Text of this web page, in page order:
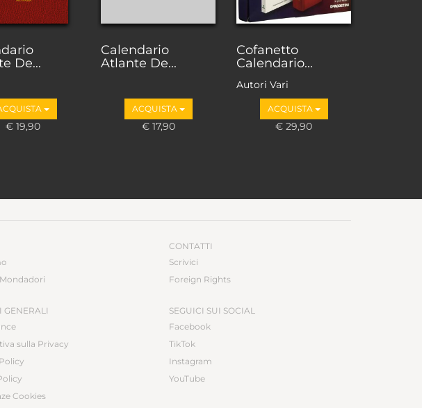
De...
€ 19,90
Calendario
Atlante De...
ACQUISTA
€ 17,90
Cofanetto
Calendario...
Autori Vari
ACQUISTA
€ 29,90
GENERALI
sulla Privacy
Cookies
CONTATTI
Scrivici
Foreign Rights
SEGUICI SUI SOCIAL
Facebook
TikTok
Instagram
YouTube